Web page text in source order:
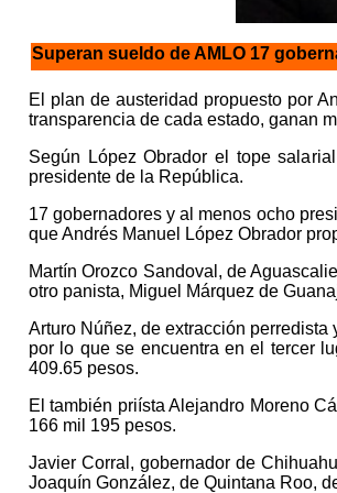
Superan sueldo de AMLO 17
El plan de austeridad propuesto por
transparencia de cada estado, ganan
Según López Obrador el tope
presidente de la República.
17 gobernadores y al menos ocho
que Andrés Manuel López Obrador
Martín Orozco Sandoval, de
otro panista, Miguel Márquez de
Arturo Núñez, de extracción
por lo que se encuentra en el tercer
409.65 pesos.
El también priísta Alejandro Moreno
166 mil 195 pesos.
Javier Corral, gobernador de
Joaquín González, de Quintana Roo,